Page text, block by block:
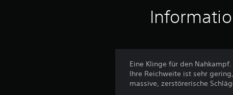
Eine Klinge für den
Ihre Reichweite ist sehr
massive, zerstörerische